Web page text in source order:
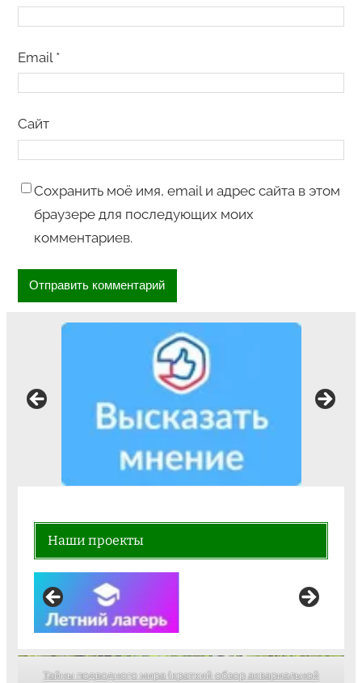
Email *
Сайт
Сохранить моё имя, email и адрес сайта в этом
браузере для последующих моих
комментариев.
Наши проекты
Тайны подводного мира (краткий обзор аквариальной